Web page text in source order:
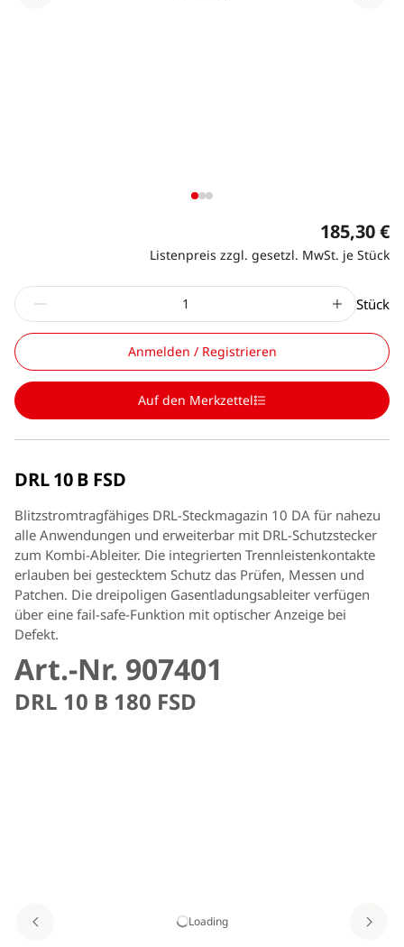
185,30 €
Listenpreis zzgl. gesetzl. MwSt. je Stück
Stück
Anmelden / Registrieren
Auf den Merkzettel
DRL 10 B FSD
Blitzstromtragfähiges DRL-Steckmagazin 10 DA für nahezu
alle Anwendungen und erweiterbar mit DRL-Schutzstecker
zum Kombi-Ableiter. Die integrierten Trennleistenkontakte
erlauben bei gestecktem Schutz das Prüfen, Messen und
Patchen. Die dreipoligen Gasentladungsableiter verfügen
über eine fail-safe-Funktion mit optischer Anzeige bei
Defekt.
Art.-Nr. 907401
DRL 10 B 180 FSD
Loading